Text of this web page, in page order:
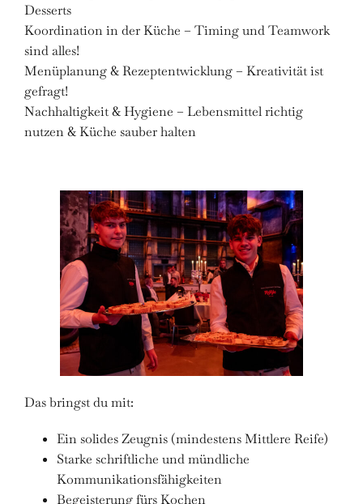
Desserts
Koordination in der Küche – Timing und Teamwork
sind alles!
Menüplanung & Rezeptentwicklung – Kreativität ist
gefragt!
Nachhaltigkeit & Hygiene – Lebensmittel richtig
nutzen & Küche sauber halten
Das bringst du mit:
Ein solides Zeugnis (mindestens Mittlere Reife)
Starke schriftliche und mündliche
Kommunikationsfähigkeiten
Begeisterung fürs Kochen